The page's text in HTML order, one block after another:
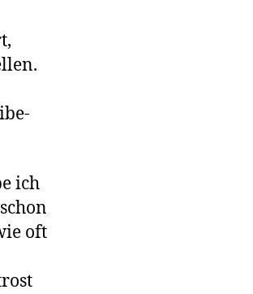
ich
oft